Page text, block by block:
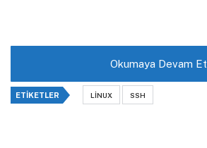
Okumaya Devam Et
ETIKETLER LINUX SSH